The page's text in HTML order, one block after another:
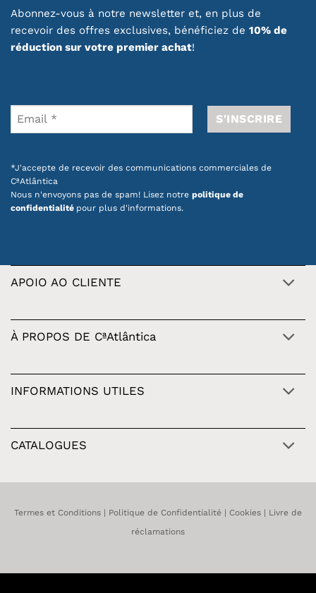
Abonnez-vous à notre newsletter et, en plus de
recevoir des offres exclusives, bénéficiez de 10% de
réduction sur votre premier achat!
*J'accepte de recevoir des communications commerciales de
CªAtlântica
Nous n'envoyons pas de spam! Lisez notre politique de
confidentialité pour plus d'informations.
APOIO AO CLIENTE
À PROPOS DE CªAtlântica
INFORMATIONS UTILES
CATALOGUES
Termes et Conditions | Politique de Confidentialité | Cookies | Livre de
réclamations